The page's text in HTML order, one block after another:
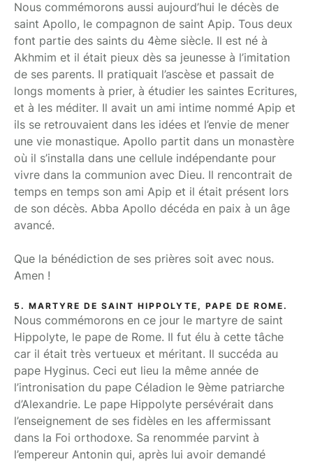
Nous commémorons aussi aujourd’hui le décès de
saint Apollo, le compagnon de saint Apip. Tous deux
font partie des saints du 4ème siècle. Il est né à
Akhmim et il était pieux dès sa jeunesse à l’imitation
de ses parents. Il pratiquait l’ascèse et passait de
longs moments à prier, à étudier les saintes Ecritures,
et à les méditer. Il avait un ami intime nommé Apip et
ils se retrouvaient dans les idées et l’envie de mener
une vie monastique. Apollo partit dans un monastère
où il s’installa dans une cellule indépendante pour
vivre dans la communion avec Dieu. Il rencontrait de
temps en temps son ami Apip et il était présent lors
de son décès. Abba Apollo décéda en paix à un âge
avancé.
Que la bénédiction de ses prières soit avec nous.
Amen !
5. MARTYRE DE SAINT HIPPOLYTE, PAPE DE ROME.
Nous commémorons en ce jour le martyre de saint
Hippolyte, le pape de Rome. Il fut élu à cette tâche
car il était très vertueux et méritant. Il succéda au
pape Hyginus. Ceci eut lieu la même année de
l’intronisation du pape Céladion le 9ème patriarche
d’Alexandrie. Le pape Hippolyte persévérait dans
l’enseignement de ses fidèles en les affermissant
dans la Foi orthodoxe. Sa renommée parvint à
l’empereur Antonin qui, après lui avoir demandé